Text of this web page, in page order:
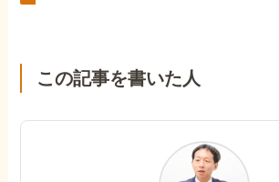
この記事を書いた人